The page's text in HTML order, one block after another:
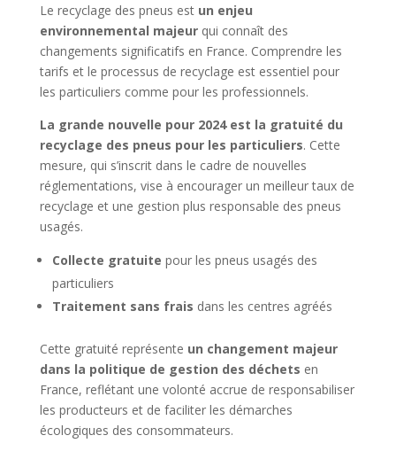
Le recyclage des pneus est un enjeu
environnemental majeurqui connaît des
changements significatifs en France. Comprendre les
tarifs et le processus de recyclage est essentiel pour
les particuliers comme pour les professionnels.
La grande nouvelle pour 2024 est la gratuité du
recyclage des pneus pour les particuliers. Cette
mesure, qui s’inscrit dans le cadre de nouvelles
réglementations, vise à encourager un meilleur taux de
recyclage et une gestion plus responsable des pneus
usagés.
Collecte gratuite pour les pneus usagés des
particuliers
Traitement sans frais dans les centres agréés
Cette gratuité représente un changement majeur
dans la politique de gestion des déchets en
France, reflétant une volonté accrue de responsabiliser
les producteurs et de faciliter les démarches
écologiques des consommateurs.